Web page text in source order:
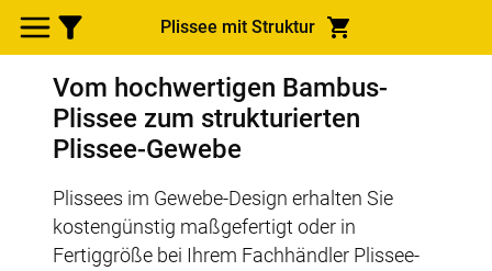
Plissee mit Struktur
Vom hochwertigen Bambus-
Plissee zum strukturierten
Plissee-Gewebe
Plissees im Gewebe-Design erhalten Sie
kostengünstig maßgefertigt oder in
Fertiggröße bei Ihrem Fachhändler Plissee-